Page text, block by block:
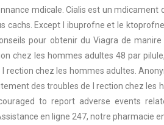
mdicale. Cialis est un mdicament
cachs. Except l ibuprofne et le
pour obtenir du Viagra de
chez les hommes adultes 48 par
chez les hommes adultes.
des troubles de l rection chez les
to report adverse events
en ligne 247, notre pharmacie